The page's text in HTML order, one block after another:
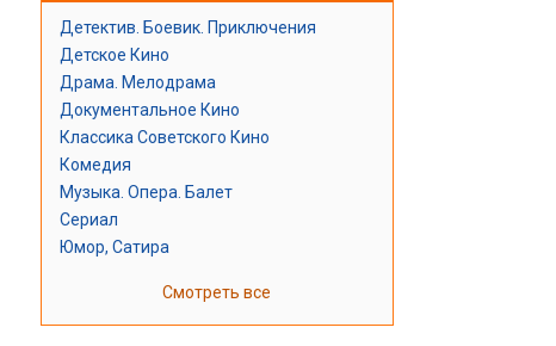
Детектив. Боевик. Приключения
Детское Кино
Драма. Мелодрама
Документальное Кино
Классика Советского Кино
Комедия
Музыка. Опера. Балет
Сериал
Юмор, Сатира
Смотреть все